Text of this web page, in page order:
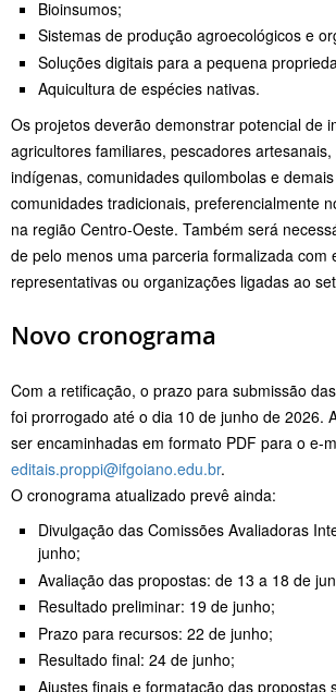
Bioinsumos;
Sistemas de produção agroecológicos e
Soluções digitais para a pequena
Aquicultura de espécies nativas.
Os projetos deverão demonstrar potencial de
agricultores familiares, pescadores
indígenas, comunidades quilombolas e
comunidades tradicionais, preferencialmente
na região Centro-Oeste. Também será
de pelo menos uma parceria formalizada com
representativas ou organizações ligadas ao
Novo cronograma
Com a retificação, o prazo para submissão
foi prorrogado até o dia 10 de junho de 2026.
ser encaminhadas em formato PDF para o e-
editais.proppi@ifgoiano.edu.br.
O cronograma atualizado prevê ainda:
Divulgação das Comissões Avaliadoras
junho;
Avaliação das propostas: de 13 a 18 de
Resultado preliminar: 19 de junho;
Prazo para recursos: 22 de junho;
Resultado final: 24 de junho;
Ajustes finais e formatação das propostas